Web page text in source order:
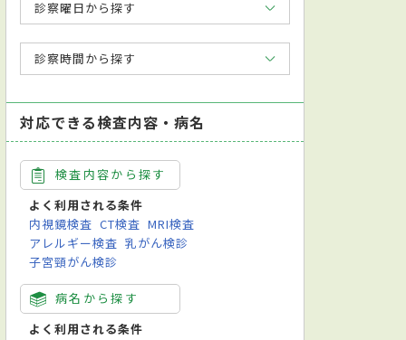
診察曜日から探す
診察時間から探す
対応できる検査内容・病名
検査内容から探す
よく利用される条件
内視鏡検査 CT検査 MRI検査
アレルギー検査 乳がん検診
子宮頸がん検診
病名から探す
よく利用される条件